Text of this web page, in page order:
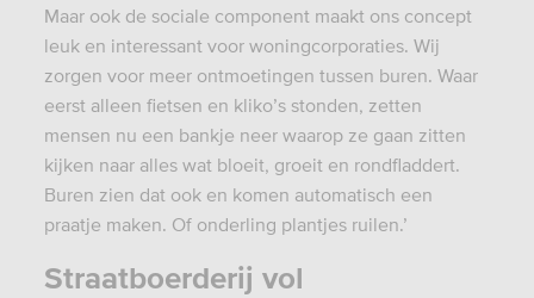
Maar ook de sociale component maakt ons concept
leuk en interessant voor woningcorporaties. Wij
zorgen voor meer ontmoetingen tussen buren. Waar
eerst alleen fietsen en kliko’s stonden, zetten
mensen nu een bankje neer waarop ze gaan zitten
kijken naar alles wat bloeit, groeit en rondfladdert.
Buren zien dat ook en komen automatisch een
praatje maken. Of onderling plantjes ruilen.’
Straatboerderij vol